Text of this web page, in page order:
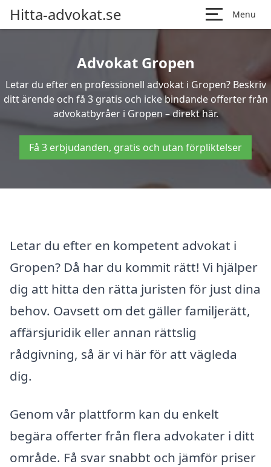
Hitta-advokat.se Menu
Advokat Gropen
Letar du efter en professionell advokat i Gropen? Beskriv
ditt ärende och få 3 gratis och icke bindande offerter från
advokatbyråer i Gropen – direkt här.
Få 3 erbjudanden, gratis och utan förpliktelser
Letar du efter en kompetent advokat i
Gropen? Då har du kommit rätt! Vi hjälper
dig att hitta den rätta juristen för just dina
behov. Oavsett om det gäller familjerätt,
affärsjuridik eller annan rättslig
rådgivning, så är vi här för att vägleda
dig.
Genom vår plattform kan du enkelt
begära offerter från flera advokater i ditt
område. Få svar snabbt och jämför priser